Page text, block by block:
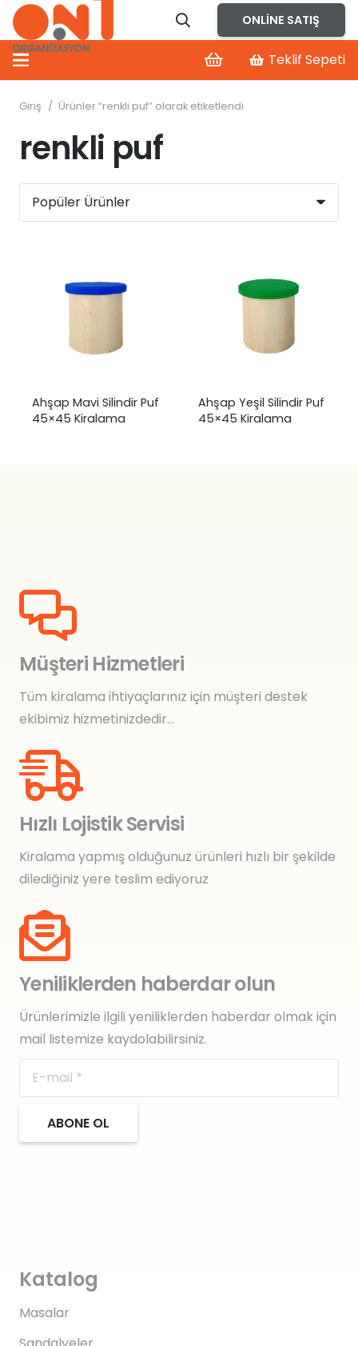
ONLINE SATIŞ
Teklif Sepeti
Giriş / Ürünler “renkli puf” olarak etiketlendi
renkli puf
Ahşap Mavi Silindir Puf
45×45 Kiralama
Ahşap Yeşil Silindir Puf
45×45 Kiralama
Müşteri Hizmetleri
Tüm kiralama ihtiyaçlarınız için müşteri destek
ekibimiz hizmetinizdedir…
Hızlı Lojistik Servisi
Kiralama yapmış olduğunuz ürünleri hızlı bir şekilde
dilediğiniz yere teslim ediyoruz
Yeniliklerden haberdar olun
Ürünlerimizle ilgili yeniliklerden haberdar olmak için
mail listemize kaydolabilirsiniz.
ABONE OL
Katalog
Masalar